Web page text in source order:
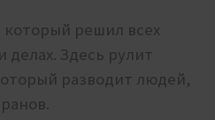
решил всех
делах. Здесь рулит
разводит людей,